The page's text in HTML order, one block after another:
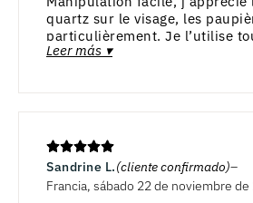
quartz sur le visage, les
particulièrement. Je l’utilise
comme une crème de soins, si
Leer más ▾
Sandrine L.(cliente confirmado)
Francia, sábado 22 de noviembre